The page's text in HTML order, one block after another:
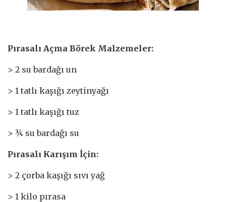
Pırasalı Açma Börek Malzemeler:
> 2 su bardağı un
> 1 tatlı kaşığı zeytinyağı
> 1 tatlı kaşığı tuz
> ¾ su bardağı su
Pırasalı Karışım İçin:
> 2 çorba kaşığı sıvı yağ
> 1 kilo pırasa